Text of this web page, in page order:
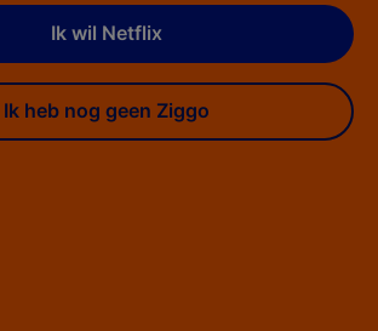
Ik wil Netflix
Ik heb nog geen Ziggo